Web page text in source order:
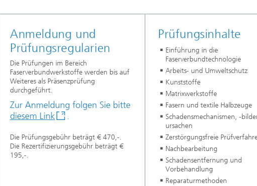
Anmeldung und
Prüfungsregularien
Die Prüfungen im Bereich
Faserverbundwerkstoffe werden bis auf
Weiteres als Präsenzprüfung
durchgeführt.
Zur Anmeldung folgen Sie bitte
diesem Link
.
Die Prüfungsgebühr beträgt € 470,-.
Die Rezertifizierungsgebühr beträgt €
195,-.
Prüfungsinhalte
Einführung in die
Faserverbundtechnologie
Arbeits- und Umweltschutz
Kunststoffe
Matrixwerkstoffe
Fasern und textile Halbzeuge
Schadensmechanismen, -
ursachen
Zerstörgungsfreie
Nachbearbeitung
Schadensentfernung und
Vorbehandlung
Reparaturmethoden